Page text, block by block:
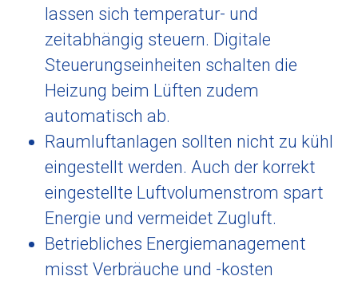
lassen sich temperatur- und
zeitabhängig steuern. Digitale
Steuerungseinheiten schalten die
Heizung beim Lüften zudem
automatisch ab.
Raumluftanlagen sollten nicht zu kühl
eingestellt werden. Auch der korrekt
eingestellte Luftvolumenstrom spart
Energie und vermeidet Zugluft.
Betriebliches Energiemanagement
misst Verbräuche und -kosten